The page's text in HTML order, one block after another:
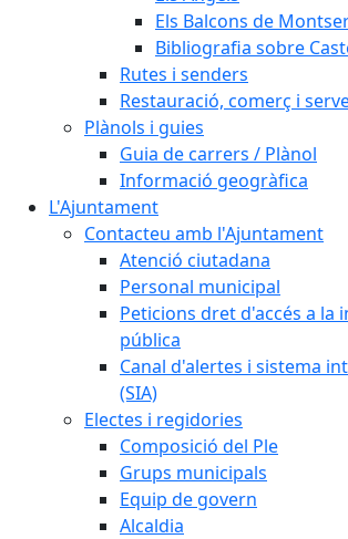
Els Balcons de
Bibliografia sobre
Rutes i senders
Restauració, comerç i
Plànols i guies
Guia de carrers / Plànol
Informació geogràfica
L'Ajuntament
Contacteu amb l'Ajuntament
Atenció ciutadana
Personal municipal
Peticions dret d'accés a la
pública
Canal d'alertes i sistema
(SIA)
Electes i regidories
Composició del Ple
Grups municipals
Equip de govern
Alcaldia